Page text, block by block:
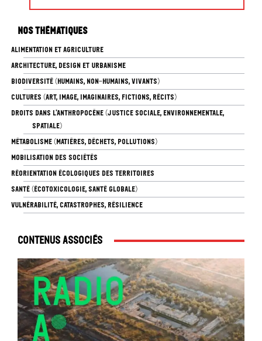
Nos thématiques
ALIMENTATION ET AGRICULTURE
ARCHITECTURE, DESIGN ET URBANISME
BIODIVERSITÉ (HUMAINS, NON-HUMAINS, VIVANTS)
CULTURES (ART, IMAGE, IMAGINAIRES, FICTIONS, RÉCITS)
DROITS DANS L’ANTHROPOCÈNE (JUSTICE SOCIALE, ENVIRONNEMENTALE,
SPATIALE)
MÉTABOLISME (MATIÈRES, DÉCHETS, POLLUTIONS)
MOBILISATION DES SOCIÉTÉS
RÉORIENTATION ÉCOLOGIQUES DES TERRITOIRES
SANTÉ (ÉCOTOXICOLOGIE, SANTÉ GLOBALE)
VULNÉRABILITÉ, CATASTROPHES, RÉSILIENCE
Contenus associés